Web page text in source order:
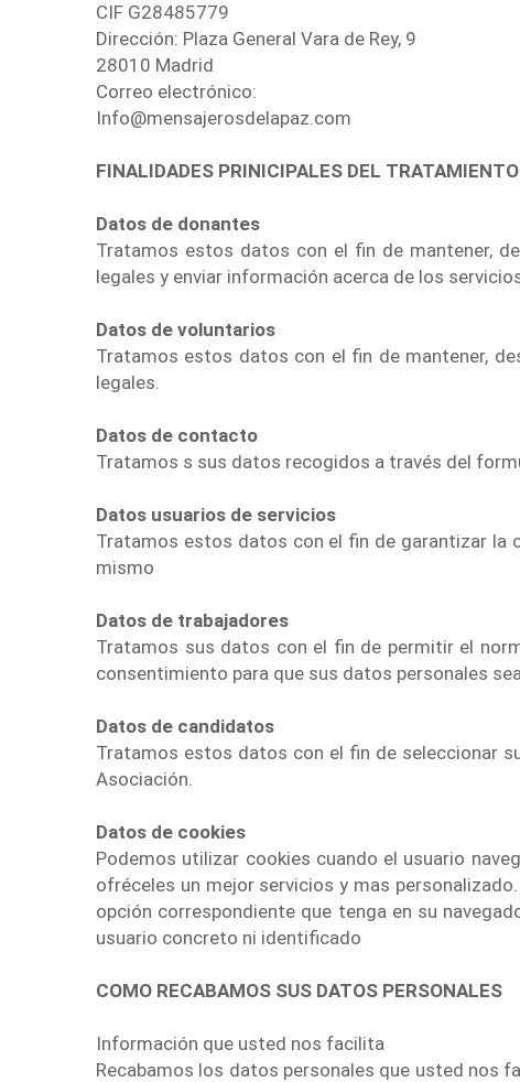
CIF G28485779
Dirección: Plaza General Vara de Rey, 9
28010 Madrid
Correo electrónico:
Info@mensajerosdelapaz.com
FINALIDADES PRINICIPALES DEL
Datos de donantes
Tratamos estos datos con el fin de mantener,
legales y enviar información acerca de los
Datos de voluntarios
Tratamos estos datos con el fin de mantener,
legales.
Datos de contacto
Tratamos s sus datos recogidos a través del
Datos usuarios de servicios
Tratamos estos datos con el fin de garantizar la
mismo
Datos de trabajadores
Tratamos sus datos con el fin de permitir el
consentimiento para que sus datos personales
Datos de candidatos
Tratamos estos datos con el fin de seleccionar
Asociación.
Datos de cookies
Podemos utilizar cookies cuando el usuario
ofréceles un mejor servicios y mas
opción correspondiente que tenga en su
usuario concreto ni identificado
COMO RECABAMOS SUS DATOS PERSONALES
Información que usted nos facilita
Recabamos los datos personales que usted nos